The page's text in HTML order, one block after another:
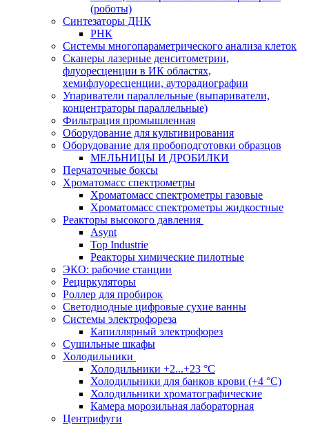
(роботы)
Синтезаторы ДНК
РНК
Системы многопараметрического анализа клеток
Сканеры лазерные денситометрии,
флуоресценции в ИК областях,
хемифлуоресценции, ауторадиографии
Упариватели параллельные (выпариватели,
концентраторы параллельные)
Фильтрация промышленная
Оборудование для культивирования
Оборудование для пробоподготовки образцов
МЕЛЬНИЦЫ И ДРОБИЛКИ
Перчаточные боксы
Хроматомасс спектрометры
Хроматомасс спектрометры газовые
Хроматомасс спектрометры жидкостные
Реакторы высокого давления
Asynt
Top Industrie
Реакторы химические пилотные
ЭКО: рабочие станции
Рециркуляторы
Роллер для пробирок
Светодиодные цифровые сухие ванны
Системы электрофореза
Капиллярный электрофорез
Сушильные шкафы
Холодильники
Холодильники +2...+23 °С
Холодильники для банков крови (+4 °С)
Холодильники хроматографические
Камера морозильная лабораторная
Центрифуги